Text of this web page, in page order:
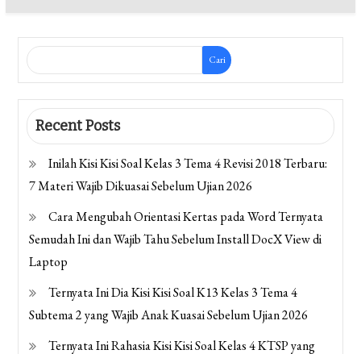
Cari
Recent Posts
Inilah Kisi Kisi Soal Kelas 3 Tema 4 Revisi 2018 Terbaru:
7 Materi Wajib Dikuasai Sebelum Ujian 2026
Cara Mengubah Orientasi Kertas pada Word Ternyata
Semudah Ini dan Wajib Tahu Sebelum Install DocX View di
Laptop
Ternyata Ini Dia Kisi Kisi Soal K13 Kelas 3 Tema 4
Subtema 2 yang Wajib Anak Kuasai Sebelum Ujian 2026
Ternyata Ini Rahasia Kisi Kisi Soal Kelas 4 KTSP yang